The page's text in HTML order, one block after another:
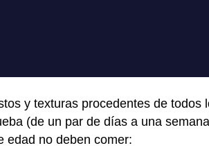
y texturas procedentes de todos
(de un par de días a una
edad no deben comer: